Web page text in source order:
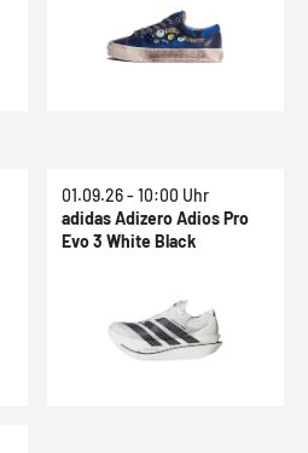
01.09.26 - 10:00 Uhr
adidas Adizero Adios Pro
Evo 3 White Black